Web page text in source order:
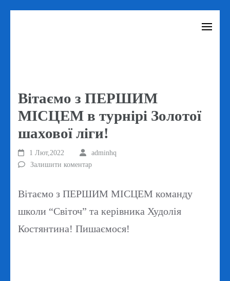
Вітаємо з ПЕРШИМ
МІСЦЕМ в турнірі Золотої
шахової ліги!
1 Лют,2022
adminhq
Залишити коментар
Вітаємо з ПЕРШИМ МІСЦЕМ команду
школи “Світоч” та керівника Худолія
Костянтина! Пишаємося!